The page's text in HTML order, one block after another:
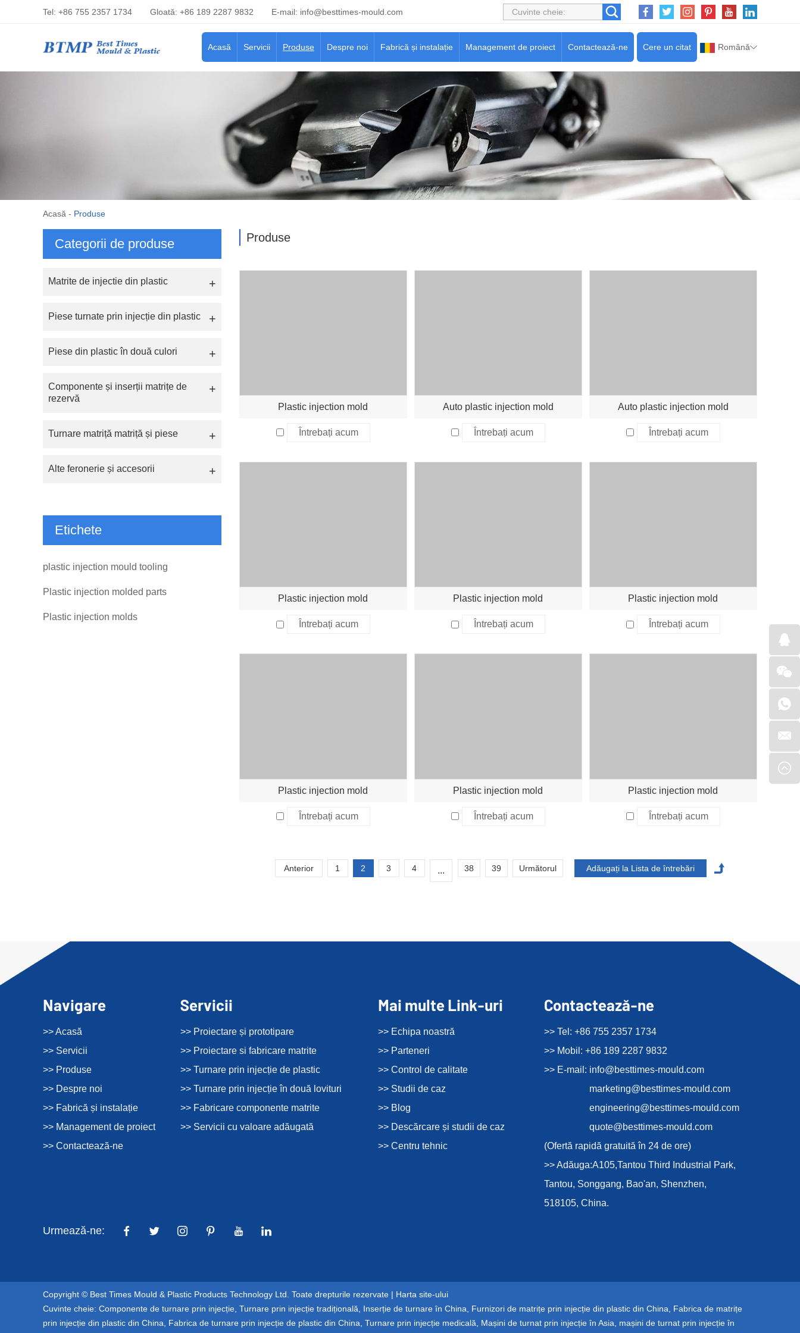
Tel: +86 755 2357 1734 Gloată: +86 189 2287 9832 E-mail: info@besttimes-mould.com
Română
Cere un citat
Acasă Servicii Produse Despre noi Fabrică și instalație Management de proiect Contactează-ne
Acasă - Produse
Produse
Plastic injection mold
Întrebați acum
Auto plastic injection mold
Întrebați acum
Auto plastic injection mold
Întrebați acum
Plastic injection mold
Întrebați acum
Plastic injection mold
Întrebați acum
Plastic injection mold
Întrebați acum
Plastic injection mold
Întrebați acum
Plastic injection mold
Întrebați acum
Plastic injection mold
Întrebați acum
Anterior 1 2 3 4 ... 38 39 Următorul
Categorii de produse
Matrite de injectie din plastic
Piese turnate prin injecție din plastic
Piese din plastic în două culori
Componente și inserții matrițe de
rezervă
Turnare matriță matriță și piese
Alte feronerie și accesorii
Etichete
plastic injection mould tooling
Plastic injection molded parts
Plastic injection molds
Navigare
>> Acasă
>> Servicii
>> Produse
>> Despre noi
>> Fabrică și instalație
>> Management de proiect
>> Contactează-ne
Servicii
>> Proiectare și prototipare
>> Proiectare si fabricare matrite
>> Turnare prin injecție de plastic
>> Turnare prin injecție în două lovituri
>> Fabricare componente matrite
>> Servicii cu valoare adăugată
Mai multe Link-uri
>> Echipa noastră
>> Parteneri
>> Control de calitate
>> Studii de caz
>> Blog
>> Descărcare și studii de caz
>> Centru tehnic
Contactează-ne
>> Tel: +86 755 2357 1734
>> Mobil: +86 189 2287 9832
>> E-mail: info@besttimes-mould.com
marketing@besttimes-mould.com
engineering@besttimes-mould.com
quote@besttimes-mould.com
(Ofertă rapidă gratuită în 24 de ore)
>> Adăuga:A105,Tantou Third Industrial Park,
Tantou, Songgang, Bao'an, Shenzhen,
518105, China.
Urmează-ne:
Copyright © Best Times Mould & Plastic Products Technology Ltd. Toate drepturile rezervate | Harta site-ului
Cuvinte cheie: Componente de turnare prin injecție Turnare prin injecție tradițională Inserție de turnare în China Furnizori de matrițe prin injecție din plastic din China
Fabrica de matrițe
prin injecție din plastic din China
Fabrica de turnare prin injecție de plastic din China Turnare prin injecție medicală Mașini de turnat prin injecție în Asia
mașini de turnat prin injecție în